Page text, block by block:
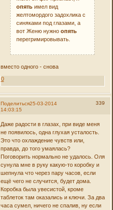
опять имел вид
желтомордого задохлика с
синяками под глазами, а
вот Женю нужноопять
перегримировывать.
вместо одного - снова
0
Поделиться 339
25-03-2014
14:03:15
Даже радости в глазах, при виде меня
не появилось, одна глухая усталость.
Это что охлаждение чувств или,
правда, до того умаялась?
Поговорить нормально не удалось. Оля
сунула мне в руку какую-то коробку и
шепнула что через пару часов, если
ещё чего не случится, будет дома.
Коробка была увесистой, кроме
таблеток там оказались и ключи. За два
часа сумел, ничего не спалив, ну если